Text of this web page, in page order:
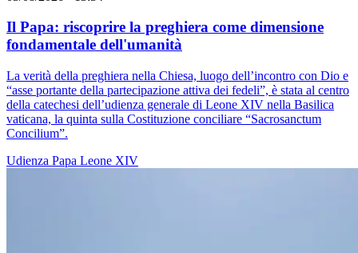
Il Papa: riscoprire la preghiera come dimensione
fondamentale dell'umanità
La verità della preghiera nella Chiesa, luogo dell’incontro con Dio e
“asse portante della partecipazione attiva dei fedeli”, è stata al centro
della catechesi dell’udienza generale di Leone XIV nella Basilica
vaticana, la quinta sulla Costituzione conciliare “Sacrosanctum
Concilium”.
Udienza Papa Leone XIV